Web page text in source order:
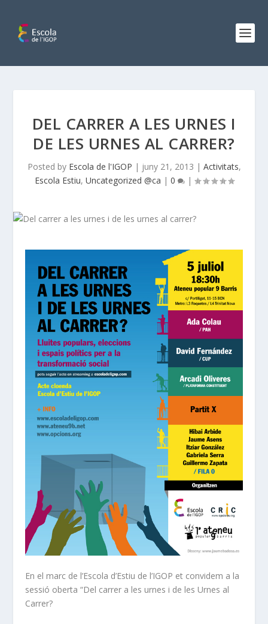
DEL CARRER A LES URNES I
DE LES URNES AL CARRER?
Posted by Escola de l'IGOP | juny 21, 2013 | Activitats,
Escola Estiu, Uncategorized @ca | 0 |
En el marc de l’Escola d’Estiu de l’IGOP et convidem a la
sessió oberta “Del carrer a les urnes i de les Urnes al
Carrer?